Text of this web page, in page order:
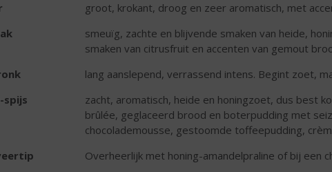
groot, krokant, droog en zeer aromatisch, met
smeuïg, zachte en blijvende smaken van heide,
smaken van citrusfruit en accenten van gemout
lang aanslepend, verrassend intens. Begint zoet,
spijs
zacht, aromatisch, heide en honingzoet, dus best
brûlée, geglaceerd brood en boterpudding met
chocolademousse, gestoomde toffeepudding,
Overheerlijk met honing-amandelpraline of bij een